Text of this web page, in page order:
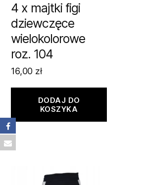
4 x majtki figi
dziewczęce
wielokolorowe
roz. 104
16,00 zł
DODAJ DO
KOSZYKA